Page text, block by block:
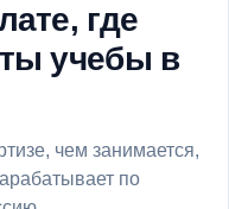
где
учебы в
чем занимается,
по